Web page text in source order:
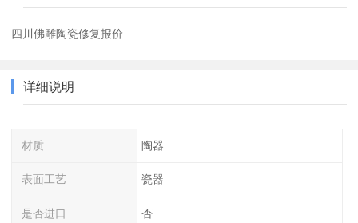
四川佛雕陶瓷修复报价
详细说明
材质 陶器
表面工艺 瓷器
是否进口 否